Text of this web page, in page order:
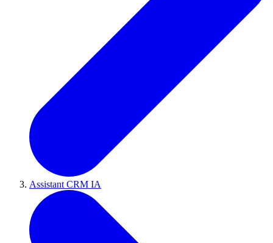
Assistant CRM IA